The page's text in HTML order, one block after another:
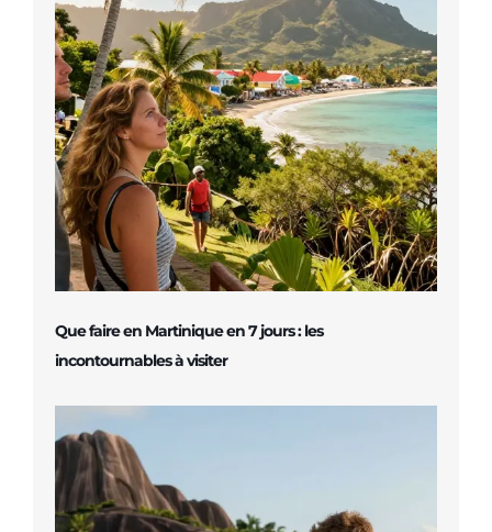
Que faire en Martinique en 7 jours : les
incontournables à visiter